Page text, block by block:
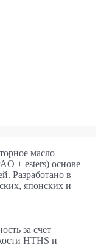
масло
+ esters) основе
Разработано в
японских и
за счет
HTHS и